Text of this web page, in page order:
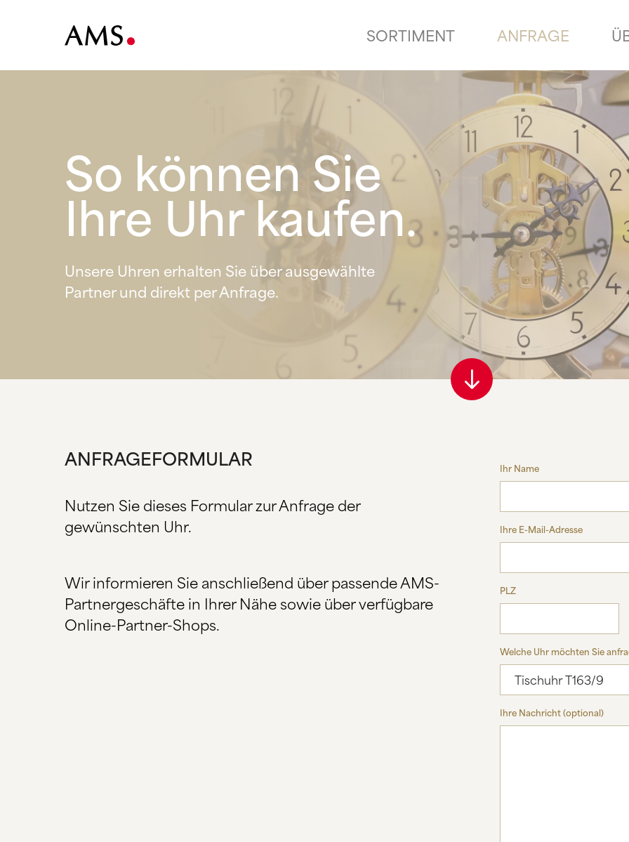
SORTIMENT ANFRAGE
So können Sie
Ihre Uhr kaufen.
Unsere Uhren erhalten Sie über ausgewählte
Partner und direkt per Anfrage.
ANFRAGEFORMULAR
Nutzen Sie dieses Formular zur Anfrage der
gewünschten Uhr.
Wir informieren Sie anschließend über passende AMS-
Partnergeschäfte in Ihrer Nähe sowie über verfügbare
Online-Partner-Shops.
Ihr Name
Ihre E-Mail-Adresse
PLZ
Welche Uhr möchten Sie
Ihre Nachricht (optional)